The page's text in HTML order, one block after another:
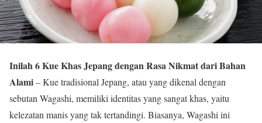
Inilah 6 Kue Khas Jepang dengan Rasa Nikmat dari Bahan
Alami– Kue tradisional Jepang, atau yang dikenal dengan
sebutan Wagashi, memiliki identitas yang sangat khas, yaitu
kelezatan manis yang tak tertandingi. Biasanya, Wagashi ini